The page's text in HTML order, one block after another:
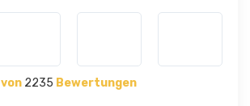
von 2235 Bewertungen